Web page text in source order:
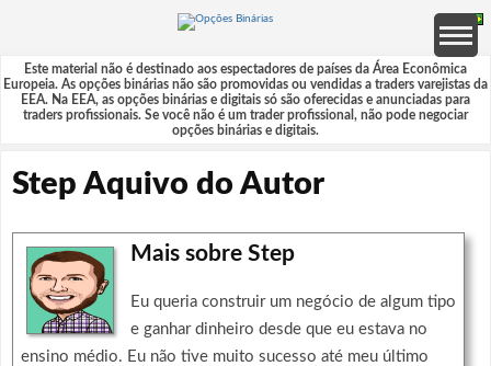
Este material não é destinado aos espectadores de países da Área Econômica
Europeia. As opções binárias não são promovidas ou vendidas a traders varejistas da
EEA. Na EEA, as opções binárias e digitais só são oferecidas e anunciadas para
traders profissionais. Se você não é um trader profissional, não pode negociar
opções binárias e digitais.
Step Aquivo do Autor
Mais sobre Step
Eu queria construir um negócio de algum tipo
e ganhar dinheiro desde que eu estava no
ensino médio. Eu não tive muito sucesso até meu último